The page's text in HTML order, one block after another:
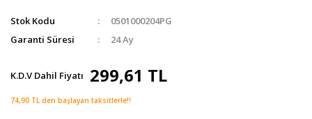
Stok Kodu
0501000204PG
Garanti Süresi
24 Ay
K.D.V Dahil Fiyatı 299,61 TL
74,90 TL den başlayan taksitlerle!!